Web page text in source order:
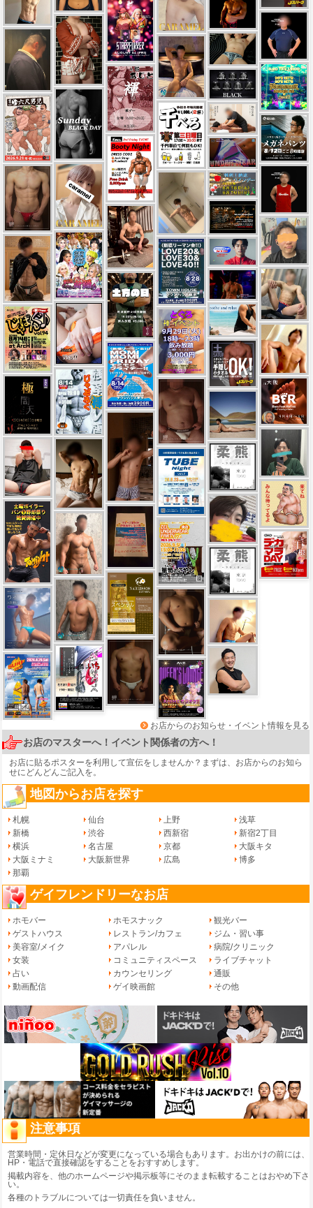
お店からのお知らせ・イベント情報を見る
お店のマスターへ！イベント関係者の方へ！
お店に貼るポスターを利用して宣伝をしませんか？まずは、 お店からのお知ら
せにどんどんご記入を。
地図からお店を探す
札幌 仙台 上野
浅草
新橋
渋谷 西新宿
新宿2丁目
横浜
名古屋 京都
大阪キタ
大阪ミナミ
大阪新世界 広島
博多
那覇
ゲイフレンドリーなお店
ホモバー ホモスナック
観光バー
ゲストハウス
レストラン/カフェ
ジム・習い事
美容室/メイク
アパレル
病院/クリニック
女装
コミュニティスペース
ライブチャット
占い
カウンセリング
通販
動画配信
ゲイ映画館 その他
注意事項
営業時間・定休日などが変更になっている場合もあります。お出かけの前には、
HP・電話で直接確認をすることをおすすめします。
掲載内容を、他のホームページや掲示板等にそのまま転載することはおやめ下さ
い。
各種のトラブルについては一切責任を負いません。